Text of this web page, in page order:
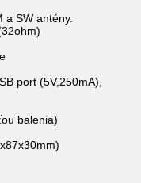
SW antény.
port (5V,250mA),
balenia)